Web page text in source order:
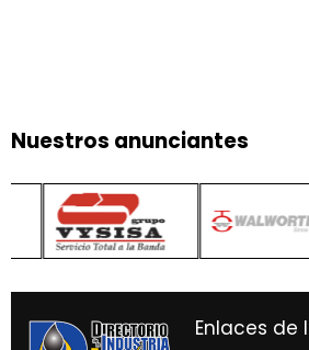
Nuestros anunciantes
Enlaces de